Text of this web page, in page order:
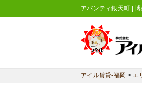
アバンティ銀天町 |
アイル賃貸-福岡 >エ